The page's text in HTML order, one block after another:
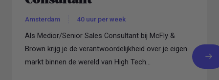
Amsterdam 40 uur per week
Als Medior/Senior Sales Consultant bij McFly &
Brown krijg je de verantwoordelijkheid over je eigen
markt binnen de wereld van High Tech...